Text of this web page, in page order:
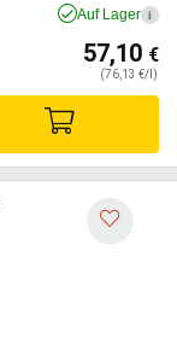
Auf Lager i
57,10 €
(76,13 €/l)